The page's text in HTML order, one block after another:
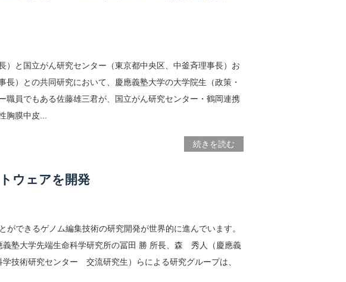
と国立がん研究センター（東京都中央区、中釜斉理事長）お
）との共同研究において、慶應義塾大学の大学院生（政策・
職員でもある佐藤雄三君が、国立がん研究センター・鶴岡連携
胸膜中皮...
続きを読む
ウェアを開発
できるゲノム編集技術の研究開発が世界的に進んでいます。
塾大学先端生命科学研究所の冨田 勝 所長、森 秀人（慶應義
技術研究センター 交流研究生）らによる研究グループは、